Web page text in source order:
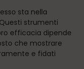
sta nella
strumenti
efficacia dipende
che mostrare
e fidati